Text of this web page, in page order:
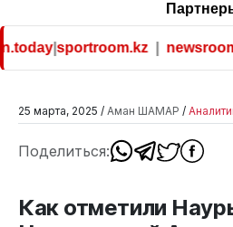
|sportroom.kz|
25 марта, 2025 / Аман ШАМАР /
Поделиться:
Как отметили